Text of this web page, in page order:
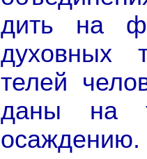
дить на
духовных
телей
даны на
осаждению.